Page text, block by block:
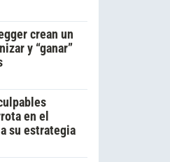
crean un
y “ganar”
en el
su estrategia